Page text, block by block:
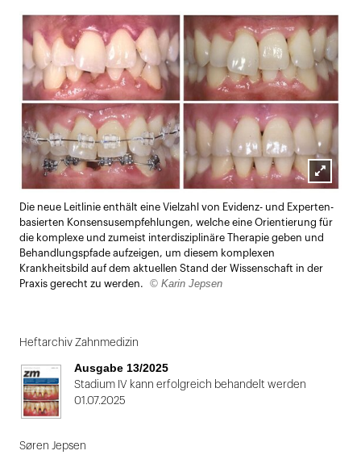
Lightbox
öffnen
Die neue Leitlinie enthält eine Vielzahl von Evidenz- und Experten-
basierten Konsensusempfehlungen, welche eine Orientierung für
die komplexe und zumeist interdisziplinäre Therapie geben und
Behandlungspfade aufzeigen, um diesem komplexen
Krankheitsbild auf dem aktuellen Stand der Wissenschaft in der
Praxis gerecht zu werden.
© Karin Jepsen
Heftarchiv Zahnmedizin
Ausgabe 13/2025
Stadium IV kann erfolgreich behandelt werden
01.07.2025
Søren Jepsen